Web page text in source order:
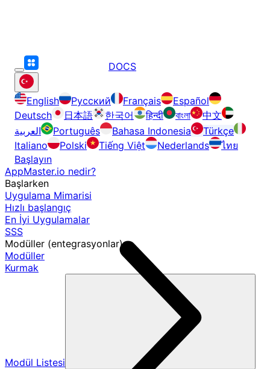
DOCS
English Русский Français
Español
Deutsch
日本語 한국어 हिन्दी বাংলা
中文
العربية
Português Bahasa Indonesia
Türkçe
Italiano
Polski Tiếng Việt Nederlands
ไทย
Başlayın
AppMaster.io nedir?
Başlarken
Uygulama Mimarisi
Hızlı başlangıç
En İyi Uygulamalar
SSS
Modüller (entegrasyonlar)
Modüller
Kurmak
Modül Listesi